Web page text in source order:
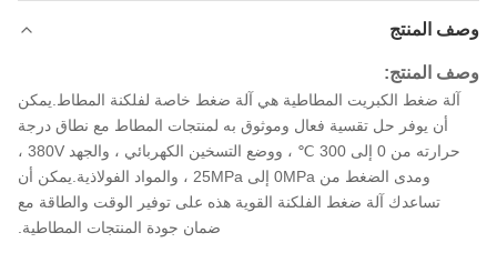
وصف المنتج
وصف المنتج:
آلة ضغط الكبريت المطاطية هي آلة ضغط خاصة لفلكنة المطاط.يمكن
أن يوفر حل تقسية فعال وموثوق به لمنتجات المطاط مع نطاق درجة
حرارته من 0 إلى 300 ℃ ، ووضع التسخين الكهربائي ، والجهد 380V ،
ومدى الضغط من 0MPa إلى 25MPa ، والمواد الفولاذية.يمكن أن
تساعدك آلة ضغط الفلكنة القوية هذه على توفير الوقت والطاقة مع
ضمان جودة المنتجات المطاطية.